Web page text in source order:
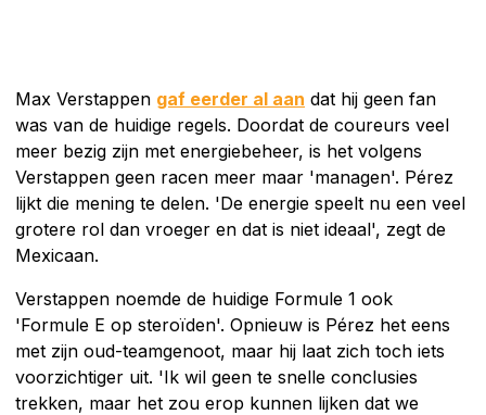
Max Verstappen gaf eerder al aan dat hij geen fan
was van de huidige regels. Doordat de coureurs veel
meer bezig zijn met energiebeheer, is het volgens
Verstappen geen racen meer maar 'managen'. Pérez
lijkt die mening te delen. 'De energie speelt nu een veel
grotere rol dan vroeger en dat is niet ideaal', zegt de
Mexicaan.
Verstappen noemde de huidige Formule 1 ook
'Formule E op steroïden'. Opnieuw is Pérez het eens
met zijn oud-teamgenoot, maar hij laat zich toch iets
voorzichtiger uit. 'Ik wil geen te snelle conclusies
trekken, maar het zou erop kunnen lijken dat we